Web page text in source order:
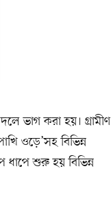
ভাগ করা হয়। গ্রামীণ
ওড়ে’সহ বিভিন্ন
ধাপে শুরু হয় বিভিন্ন